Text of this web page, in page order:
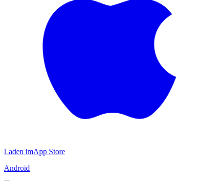
Laden imApp Store
Android